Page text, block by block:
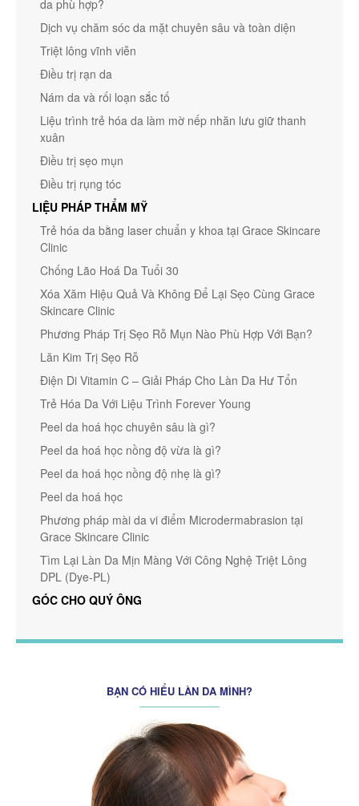
da phù hợp?
Dịch vụ chăm sóc da mặt chuyên sâu và toàn diện
Triệt lông vĩnh viễn
Điều trị rạn da
Nám da và rối loạn sắc tố
Liệu trình trẻ hóa da làm mờ nếp nhăn lưu giữ thanh
xuân
Điều trị sẹo mụn
Điều trị rụng tóc
LIỆU PHÁP THẨM MỸ
Trẻ hóa da bằng laser chuẩn y khoa tại Grace Skincare
Clinic
Chống Lão Hoá Da Tuổi 30
Xóa Xăm Hiệu Quả Và Không Để Lại Sẹo Cùng Grace
Skincare Clinic
Phương Pháp Trị Sẹo Rỗ Mụn Nào Phù Hợp Với Bạn?
Lăn Kim Trị Sẹo Rỗ
Điện Di Vitamin C – Giải Pháp Cho Làn Da Hư Tổn
Trẻ Hóa Da Với Liệu Trình Forever Young
Peel da hoá học chuyên sâu là gì?
Peel da hoá học nồng độ vừa là gì?
Peel da hoá học nồng độ nhẹ là gì?
Peel da hoá học
Phương pháp mài da vi điểm Microdermabrasion tại
Grace Skincare Clinic
Tìm Lại Làn Da Mịn Màng Với Công Nghệ Triệt Lông
DPL (Dye-PL)
GÓC CHO QUÝ ÔNG
BẠN CÓ HIỂU LÀN DA MÌNH?